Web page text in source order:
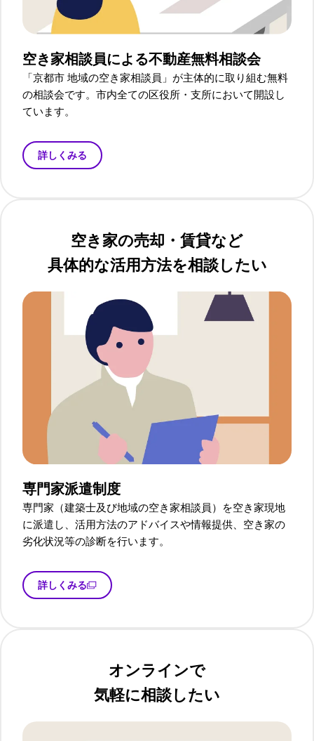
空き家相談員による不動産無料相談会
「京都市 地域の空き家相談員」が主体的に取り組む無料
の相談会です。市内全ての区役所・支所において開設し
ています。
詳しくみる
空き家の売却・賃貸など
具体的な活用方法を相談したい
専門家派遣制度
専門家（建築士及び地域の空き家相談員）を空き家現地
に派遣し、活用方法のアドバイスや情報提供、空き家の
劣化状況等の診断を行います。
詳しくみる
オンラインで
気軽に相談したい